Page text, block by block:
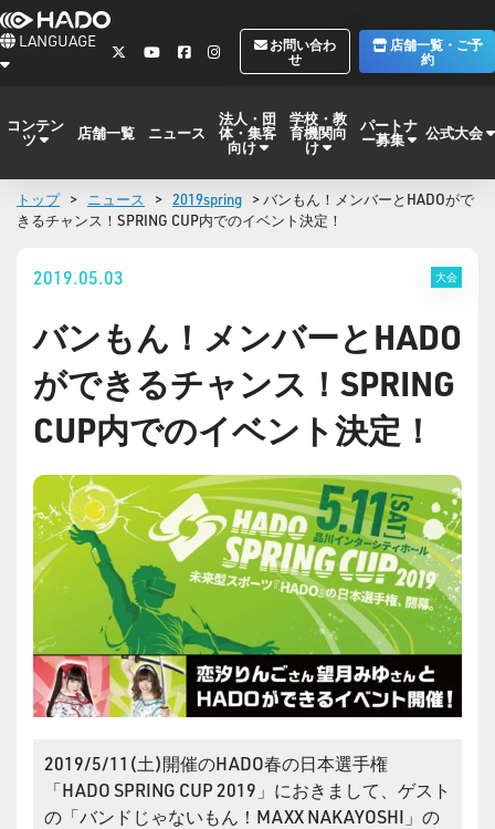
LANGUAGE
お問い合わ
せ
店舗一覧・ご予
約
コンテン
ツ 店舗一覧 ニュース
法人・団
体・集客
向け
学校・教
育機関向
け
パートナ
ー募集 公式大会
トップ > ニュース > 2019spring > バンもん！メンバーとHADOがで
きるチャンス！SPRING CUP内でのイベント決定！
2019.05.03 大会
バンもん！メンバーとHADO
ができるチャンス！SPRING
CUP内でのイベント決定！
2019/5/11(土)開催のHADO春の日本選手権
「HADO SPRING CUP 2019」におきまして、ゲスト
の「バンドじゃないもん！MAXX NAKAYOSHI」の